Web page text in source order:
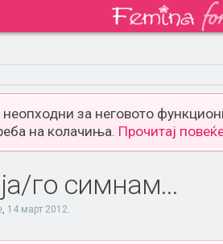
неопходни за неговото
на колачиња. Прочитај
го симнам...
, 14 март 2012.